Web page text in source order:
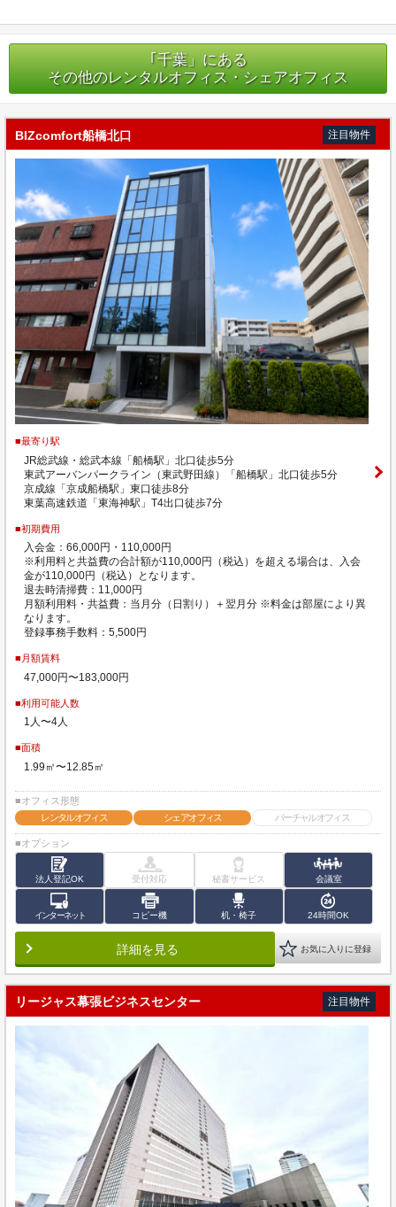
｢千葉」にある
その他のレンタルオフィス・シェアオフィス
BIZcomfort船橋北口 注目物件
■最寄り駅
JR総武線・総武本線「船橋駅」北口徒歩5分
東武アーバンパークライン（東武野田線）「船橋駅」北口徒歩5分
京成線「京成船橋駅」東口徒歩8分
東葉高速鉄道「東海神駅」T4出口徒歩7分
■初期費用
入会金：66,000円・110,000円
※利用料と共益費の合計額が110,000円（税込）を超える場合は、入会
金が110,000円（税込）となります。
退去時清掃費：11,000円
月額利用料・共益費：当月分（日割り）＋翌月分 ※料金は部屋により異
なります。
登録事務手数料：5,500円
■月額賃料
47,000円〜183,000円
■利用可能人数
1人〜4人
■面積
1.99㎡〜12.85㎡
■オフィス形態
レンタルオフィス
シェアオフィス バーチャルオフィス
■オプション
法人登記OK 受付対応 秘書サービス 会議室
インターネット コピー機 机・椅子 24時間OK
詳細を見る お気に入りに登録
リージャス幕張ビジネスセンター 注目物件